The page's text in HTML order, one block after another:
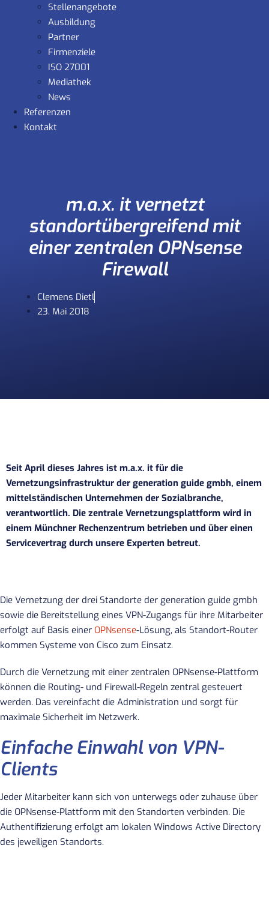
Stellenangebote
Ausbildung
Partner
Firmenziele
ISO 27001
Mediathek
News
Referenzen
Kontakt
m.a.x. it vernetzt
standortübergreifend mit
einer zentralen OPNsense
Firewall
Clemens Dietl
23. Mai 2018
Seit April dieses Jahres ist m.a.x. it für die
Vernetzungsinfrastruktur der generation guide gmbh, einem
mittelständischen Unternehmen der Sozialbranche,
verantwortlich. Die zentrale Vernetzungsplattform wird in
einem Münchner Rechenzentrum betrieben und über einen
Servicevertrag durch unsere Experten betreut.
Die Vernetzung der drei Standorte der generation guide gmbh
sowie die Bereitstellung eines VPN-Zugangs für ihre Mitarbeiter
erfolgt auf Basis einer OPNsense-Lösung, als Standort-Router
kommen Systeme von Cisco zum Einsatz.
Durch die Vernetzung mit einer zentralen OPNsense-Plattform
können die Routing- und Firewall-Regeln zentral gesteuert
werden. Das vereinfacht die Administration und sorgt für
maximale Sicherheit im Netzwerk.
Einfache Einwahl von VPN-
Clients
Jeder Mitarbeiter kann sich von unterwegs oder zuhause über
die OPNsense-Plattform mit den Standorten verbinden. Die
Authentifizierung erfolgt am lokalen Windows Active Directory
des jeweiligen Standorts.